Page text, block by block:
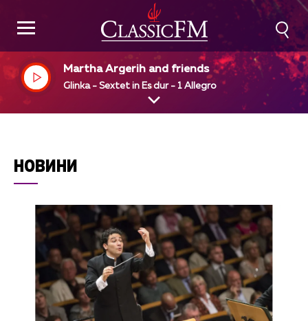
Martha Argerih and friends
Glinka - Sextet in Es dur - 1 Allegro
НОВИНИ